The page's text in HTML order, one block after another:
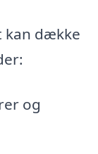
kan dække
og